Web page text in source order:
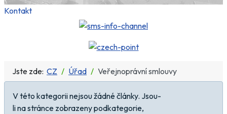
Kontakt
Jste zde: CZ Úřad
Veřejnoprávní smlouvy
Informace
V této kategorii nejsou žádné články. Jsou-
li na stránce zobrazeny podkategorie,